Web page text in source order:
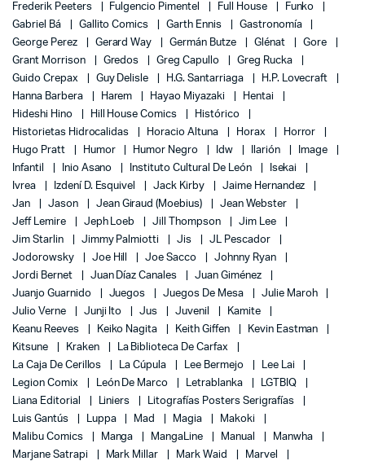
Frederik Peeters
Fulgencio Pimentel Full House
Funko
Gabriel Bá
Gallito Comics Garth Ennis
Gastronomía
George Perez
Gerard Way Germán Butze Glénat
Gore
Grant Morrison
Gredos Greg Capullo
Greg Rucka
Guido Crepax
Guy Delisle H.G. Santarriaga
H.P. Lovecraft
Hanna Barbera
Harem Hayao Miyazaki
Hentai
Hideshi Hino
Hill House Comics
Histórico
Historietas Hidrocalidas
Horacio Altuna Horax
Horror
Hugo Pratt
Humor Humor Negro Idw Ilarión
Image
Infantil
Inio Asano Instituto Cultural De León
Isekai
Ivrea
Izdení D. Esquivel Jack Kirby
Jaime Hernandez
Jan
Jason Jean Giraud (Moebius)
Jean Webster
Jeff Lemire
Jeph Loeb Jill Thompson
Jim Lee
Jim Starlin
Jimmy Palmiotti Jis
JL Pescador
Jodorowsky
Joe Hill Joe Sacco
Johnny Ryan
Jordi Bernet
Juan Díaz Canales
Juan Giménez
Juanjo Guarnido
Juegos Juegos De Mesa
Julie Maroh
Julio Verne
Junji Ito Jus Juvenil
Kamite
Keanu Reeves
Keiko Nagita Keith Giffen
Kevin Eastman
Kitsune
Kraken
La Biblioteca De Carfax
La Caja De Cerillos
La Cúpula Lee Bermejo
Lee Lai
Legion Comix
León De Marco Letrablanka
LGTBIQ
Liana Editorial
Liniers
Litografías Posters Serigrafías
Luis Gantús
Luppa Mad Magia
Makoki
Malibu Comics
Manga MangaLine Manual
Manwha
Marjane Satrapi
Mark Millar Mark Waid
Marvel